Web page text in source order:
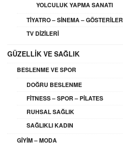
YOLCULUK YAPMA SANATI
TIYATRO – SINEMA – GÖSTERILER
TV DIZILERI
GÜZELLIK VE SAĞLIK
BESLENME VE SPOR
DOĞRU BESLENME
FITNESS – SPOR – PILATES
RUHSAL SAĞLIK
SAĞLIKLI KADIN
GIYIM – MODA